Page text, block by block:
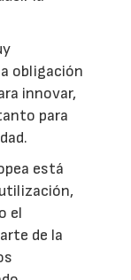
obligación
innovar,
para
está
el
de la